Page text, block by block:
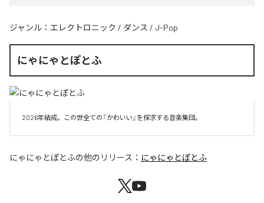
ジャンル： エレクトロニック / ダンス / J-Pop
にゃにゃとぽとふ
2026年結成。この世全ての『かわいい』を探求する音楽集団。
にゃにゃとぽとふの他のリリース： にゃにゃとぽとふ